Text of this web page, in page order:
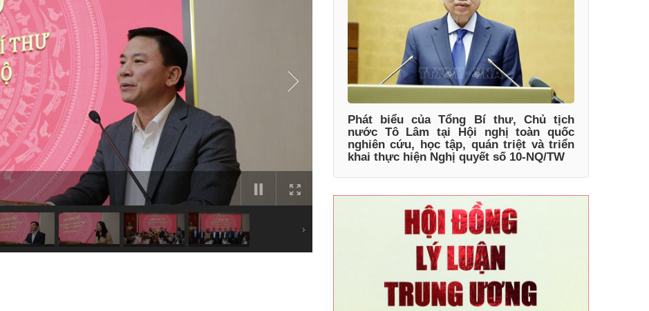
Phát biểu của Tổng Bí thư, Chủ tịch
nước Tô Lâm tại Hội nghị toàn quốc
nghiên cứu, học tập, quán triệt và triển
khai thực hiện Nghị quyết số 10-NQ/TW